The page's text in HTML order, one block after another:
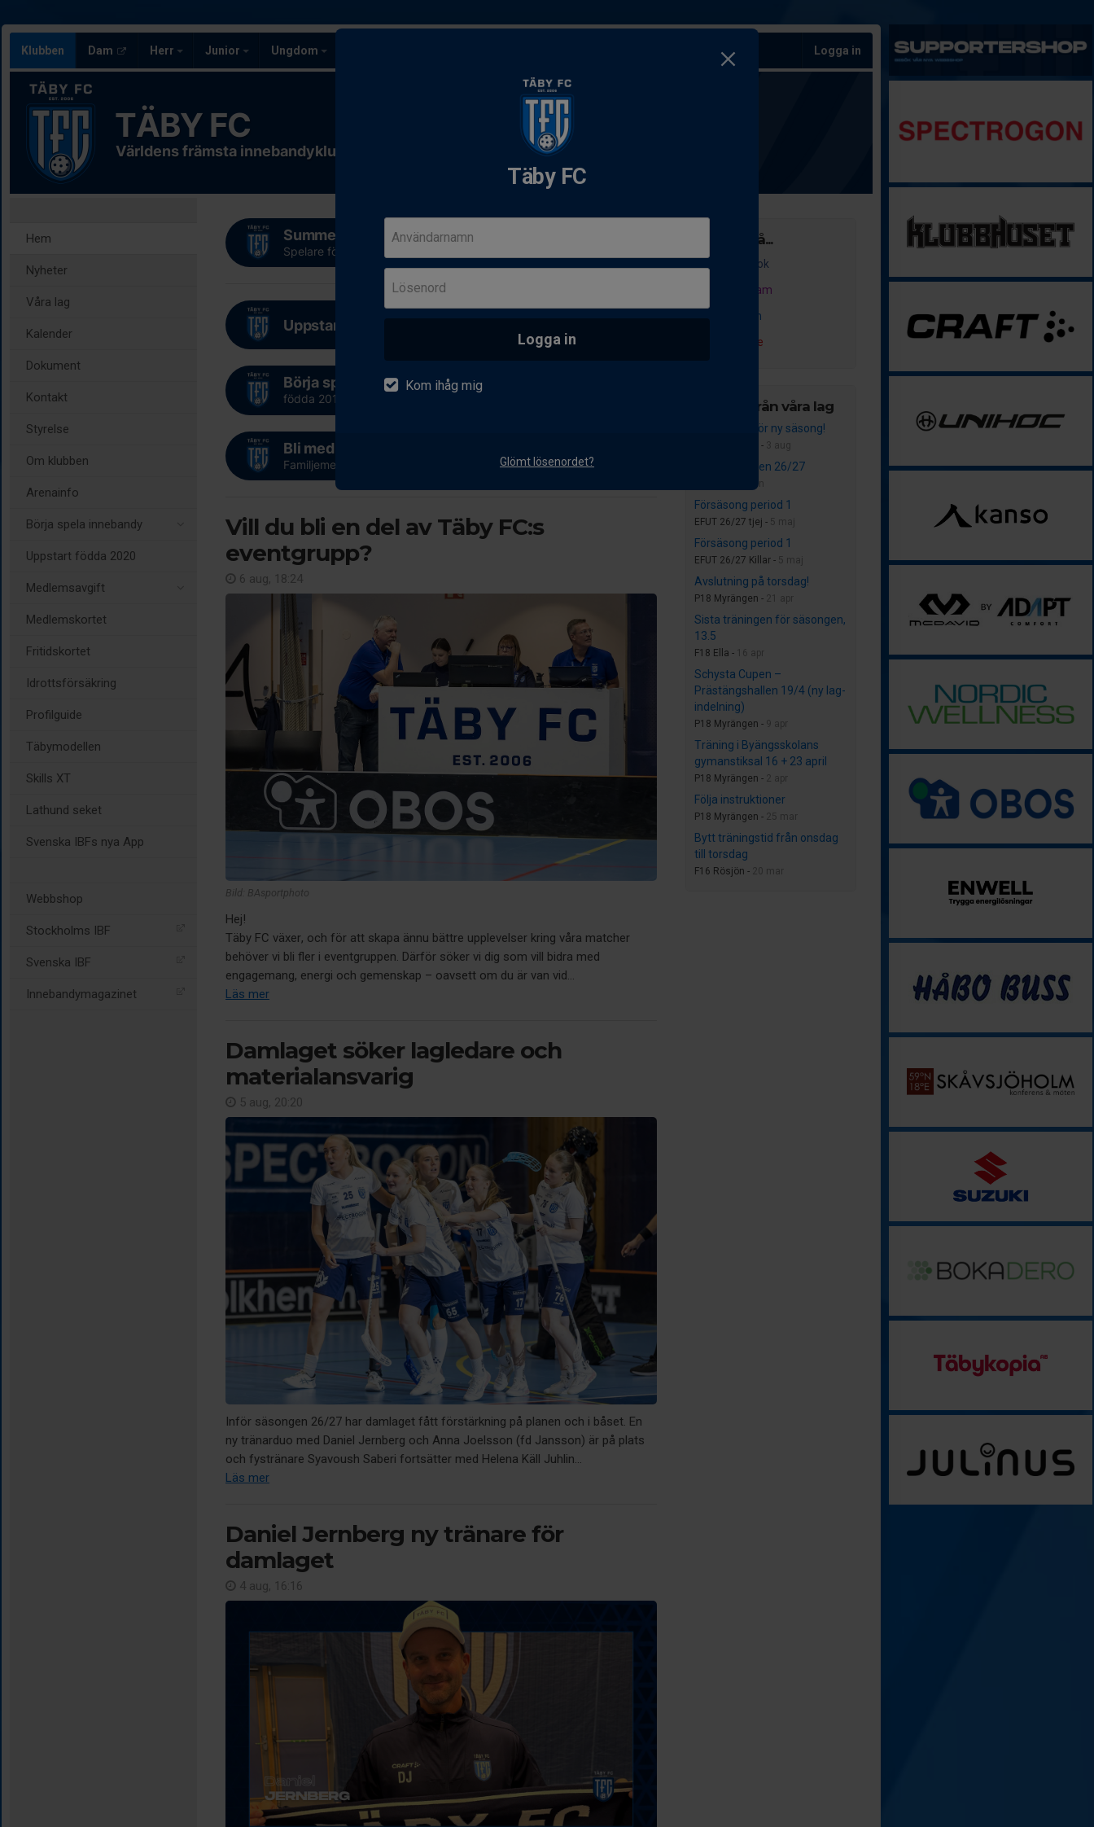
Klubben Dam Herr Junior Ungdom Logga in
Täby FC
Användarnamn
Lösenord
Logga in
Kom ihåg mig
Glömt lösenordet?
TÄBY FC
Världens främsta innebandyklubb
Hem
Nyheter
Våra lag
Kalender
Dokument
Kontakt
Styrelse
Om klubben
Arenainfo
Börja spela innebandy
Uppstart födda 2020
Medlemsavgift
Medlemskortet
Fritidskortet
Idrottsförsäkring
Profilguide
Täbymodellen
Skills XT
Lathund seket
Svenska IBFs nya App
Webbshop
Stockholms IBF
Svenska IBF
Innebandymagazinet
Följ oss på...
Facebook
Instagram
LinkedIn
Youtube
Nyheter från våra lag
Snart dags för ny säsong!
P18 Myrängen - 3 aug
Inför säsongen 26/27
28 jun
Försäsong period 1
EFUT 26/27 tjej - 5 maj
Försäsong period 1
EFUT 26/27 Killar - 5 maj
Avslutning på torsdag!
P18 Myrängen - 21 apr
Sista träningen för säsongen,
13.5
F18 Ella - 16 apr
Schysta Cupen –
Prästängshallen 19/4 (ny lag-
indelning)
P18 Myrängen - 9 apr
Träning i Byängsskolans
gymanstiksal 16 + 23 april
P18 Myrängen - 2 apr
Följa instruktioner
P18 Myrängen - 25 mar
Bytt träningstid från onsdag
till torsdag
F16 Rösjön - 20 mar
Summer Camp 11-14 aug
Spelare födda 2016-2019
Uppstart för barn födda 2020
Börja spela innebandy
födda 2019 och tidigare
Bli medlem i Täby FC
Familjemedlemskap - nytt för säsongen!
Vill du bli en del av Täby FC:s
eventgrupp?
6 aug, 18:24
Bild: BAsportphoto
Hej!
Täby FC växer, och för att skapa ännu bättre upplevelser kring våra matcher
behöver vi bli fler i eventgruppen. Därför söker vi dig som vill bidra med
engagemang, energi och gemenskap – oavsett om du är van vid...
Läs mer
Damlaget söker lagledare och
materialansvarig
5 aug, 20:20
Inför säsongen 26/27 har damlaget fått förstärkning på planen och i båset. En
ny tränarduo med Daniel Jernberg och Anna Joelsson (fd Jansson) är på plats
och fystränare Syavoush Saberi fortsätter med Helena Käll Juhlin...
Läs mer
Daniel Jernberg ny tränare för
damlaget
4 aug, 16:16